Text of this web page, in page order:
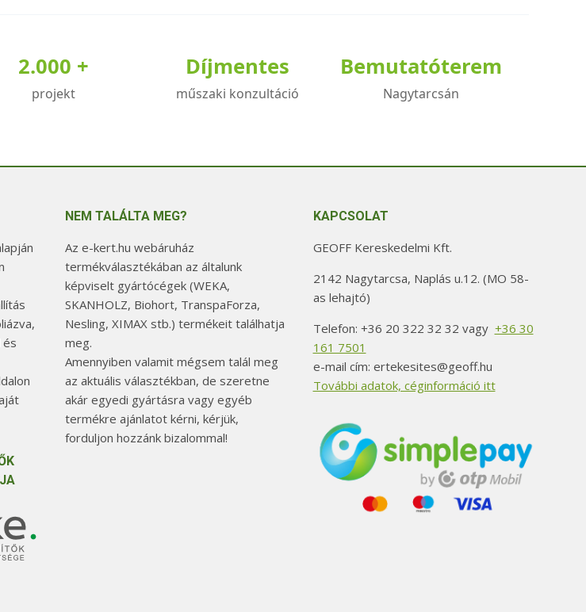
2.000 +
projekt
Díjmentes
műszaki konzultáció
Bemutatóterem
Nagytarcsán
és
NEM TALÁLTA MEG?
Az e-kert.hu webáruház
termékválasztékában az általunk
képviselt gyártócégek (WEKA,
SKANHOLZ, Biohort, TranspaForza,
Nesling, XIMAX stb.) termékeit találhatja
meg.
Amennyiben valamit mégsem talál meg
az aktuális választékban, de szeretne
akár egyedi gyártásra vagy egyéb
termékre ajánlatot kérni, kérjük,
forduljon hozzánk bizalommal!
KAPCSOLAT
GEOFF Kereskedelmi Kft.
2142 Nagytarcsa, Naplás u.12. (MO 58-
as lehajtó)
Telefon: +36 20 322 32 32 vagy +36 30
161 7501
e-mail cím: ertekesites@geoff.hu
További adatok, céginformáció itt